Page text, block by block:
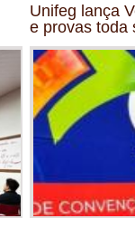
Unifeg lança
e provas toda